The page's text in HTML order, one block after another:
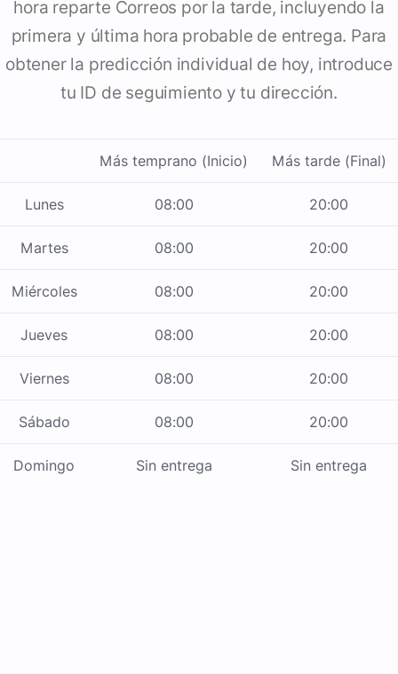
hora reparte Correos por la tarde, incluyendo la
primera y última hora probable de entrega. Para
obtener la predicción individual de hoy, introduce
tu ID de seguimiento y tu dirección.
Más temprano (Inicio) Más tarde (Final)
Lunes 08:00 20:00
Martes 08:00 20:00
Miércoles 08:00 20:00
Jueves 08:00 20:00
Viernes 08:00 20:00
Sábado 08:00 20:00
Domingo Sin entrega Sin entrega